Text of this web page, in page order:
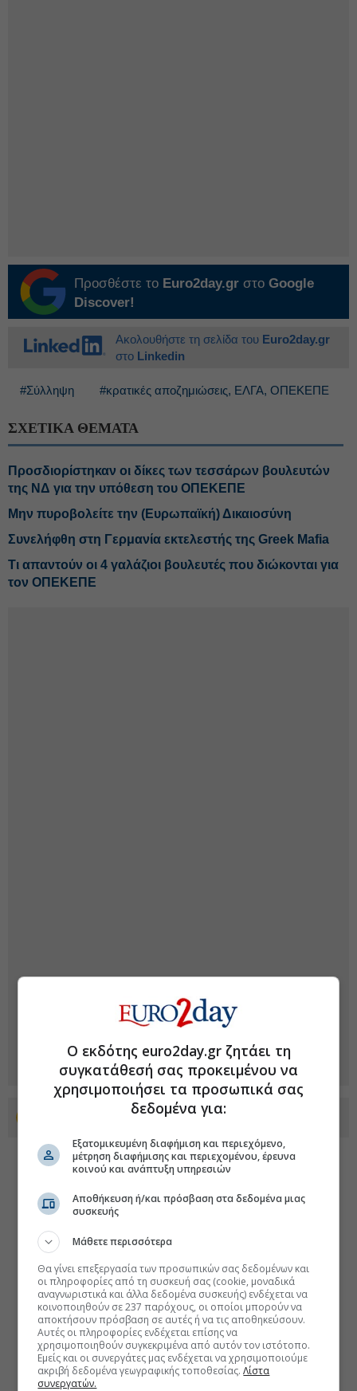
Προσθέστε το Euro2day.gr στο Google
Discover!
Ακολουθήστε τη σελίδα του Euro2day.gr
στο Linkedin
#Σύλληψη #κρατικές αποζημιώσεις, ΕΛΓΑ, ΟΠΕΚΕΠΕ
ΣΧΕΤΙΚΑ ΘΕΜΑΤΑ
Προσδιορίστηκαν οι δίκες των τεσσάρων βουλευτών
της ΝΔ για την υπόθεση του ΟΠΕΚΕΠΕ
Μην πυροβολείτε την (Ευρωπαϊκή) Δικαιοσύνη
Συνελήφθη στη Γερμανία εκτελεστής της Greek Mafia
Τι απαντούν οι 4 γαλάζιοι βουλευτές που διώκονται για
τον ΟΠΕΚΕΠΕ
Προσθέστε το euro2day.gr στο Discover
Ο εκδότης euro2day.gr ζητάει τη
συγκατάθεσή σας προκειμένου να
χρησιμοποιήσει τα προσωπικά σας
δεδομένα για:
Εξατομικευμένη διαφήμιση και περιεχόμενο,
μέτρηση διαφήμισης και περιεχομένου, έρευνα
κοινού και ανάπτυξη υπηρεσιών
Αποθήκευση ή/και πρόσβαση στα δεδομένα μιας
συσκευής
Μάθετε περισσότερα
Θα γίνει επεξεργασία των προσωπικών σας δεδομένων και
οι πληροφορίες από τη συσκευή σας (cookie, μοναδικά
αναγνωριστικά και άλλα δεδομένα συσκευής) ενδέχεται να
κοινοποιηθούν σε 237 παρόχους, οι οποίοι μπορούν να
αποκτήσουν πρόσβαση σε αυτές ή να τις αποθηκεύσουν.
Αυτές οι πληροφορίες ενδέχεται επίσης να
χρησιμοποιηθούν συγκεκριμένα από αυτόν τον ιστότοπο.
Εμείς και οι συνεργάτες μας ενδέχεται να χρησιμοποιούμε
ακριβή δεδομένα γεωγραφικής τοποθεσίας.Λίστα
συνεργατών.